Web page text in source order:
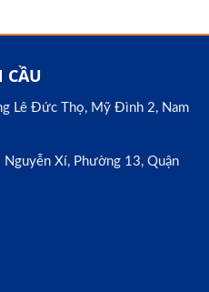
CẦU
Lê Đức Thọ, Mỹ Đình 2, Nam
Xí, Phường 13, Quận